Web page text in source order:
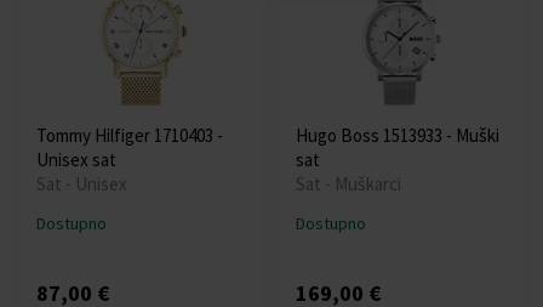
Tommy Hilfiger 1710403 -
Unisex sat
Sat - Unisex
Dostupno
87,00 €
Hugo Boss 1513933 - Muški
sat
Sat - Muškarci
Dostupno
169,00 €